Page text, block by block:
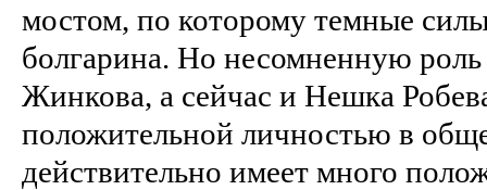
мостом, по которому темные
болгарина. Но несомненную
Жинкова, а сейчас и Нешка
положительной личностью в
действительно имеет много